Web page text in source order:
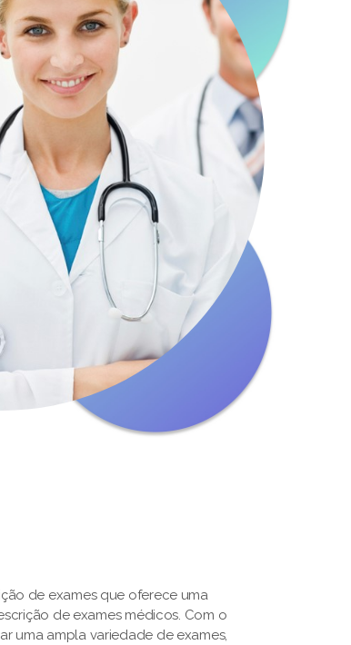
de exames que oferece uma
de exames médicos. Com o
uma ampla variedade de exames,